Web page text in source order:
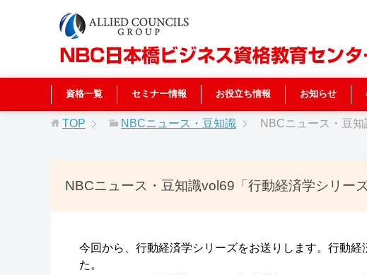
資格一覧 セミナー情報 お役立ち情報 お知らせ
TOP NBCニュース・豆知識 NBCニュース・豆
NBCニュース・豆知識vol69「行動経済学シリー
今回から、行動経済学シリーズをお送りします。行動
た。